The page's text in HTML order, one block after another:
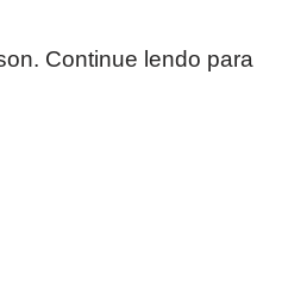
Continue lendo para